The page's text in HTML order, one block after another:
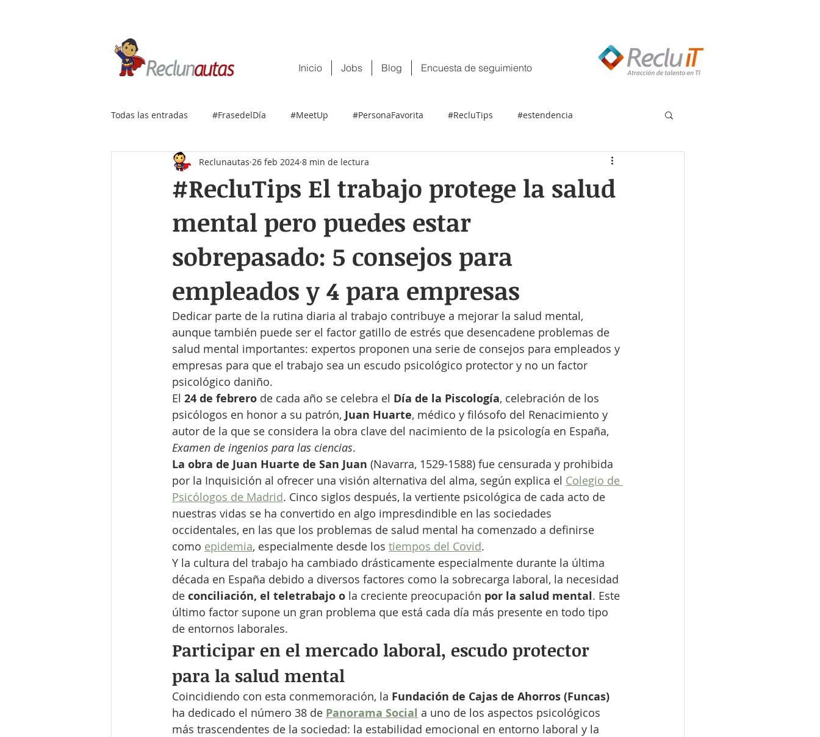
Inicio Jobs Blog Encuesta de seguimiento
Todas las entradas #FrasedelDía #MeetUp #PersonaFavorita #RecluTips #estendencia
#RecluTips El trabajo protege la salud
mental pero puedes estar
sobrepasado: 5 consejos para
empleados y 4 para empresas
Reclunautas 26 feb 2024 8 min de lectura
Dedicar parte de la rutina diaria al trabajo contribuye a mejorar la salud mental,
aunque también puede ser el factor gatillo de estrés que desencadene problemas de
salud mental importantes: expertos proponen una serie de consejos para empleados y
empresas para que el trabajo sea un escudo psicológico protector y no un factor
psicológico daniño.
El 24 de febrero de cada año se celebra el Día de la Piscología, celebración de los
psicólogos en honor a su patrón, Juan Huarte, médico y filósofo del Renacimiento y
autor de la que se considera la obra clave del nacimiento de la psicología en España,
Examen de ingenios para las ciencias.
La obra de Juan Huarte de San Juan (Navarra, 1529-1588) fue censurada y prohibida
por la Inquisición al ofrecer una visión alternativa del alma, según explica el Colegio de
Psicólogos de Madrid. Cinco siglos después, la vertiente psicológica de cada acto de
nuestras vidas se ha convertido en algo impresdindible en las sociedades
occidentales, en las que los problemas de salud mental ha comenzado a definirse
como epidemia, especialmente desde los tiempos del Covid.
Y la cultura del trabajo ha cambiado drásticamente especialmente durante la última
década en España debido a diversos factores como la sobrecarga laboral, la necesidad
de conciliación, el teletrabajo o la creciente preocupación por la salud mental. Este
último factor supone un gran problema que está cada día más presente en todo tipo
de entornos laborales.
Participar en el mercado laboral, escudo protector
para la salud mental
Coincidiendo con esta conmemoración, la Fundación de Cajas de Ahorros (Funcas)
ha dedicado el número 38 de Panorama Social a uno de los aspectos psicológicos
más trascendentes de la sociedad: la estabilidad emocional en entorno laboral y la